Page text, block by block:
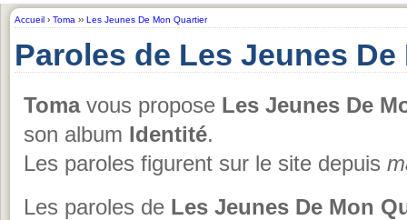
Accueil › Toma ›› Les Jeunes De Mon Quartier
Paroles de Les Jeunes
Tomavous propose Les Jeunes De
son album Identité.
Les paroles figurent sur le site depuis
Les paroles de Les Jeunes De Mon